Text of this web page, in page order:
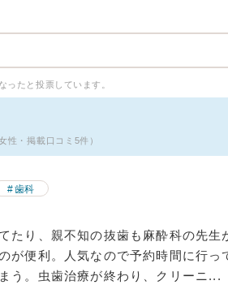
ったと投票しています。
性・掲載口コミ5件）
歯科
たり、親不知の抜歯も麻酔科の先生
が便利。人気なので予約時間に行っ
う。虫歯治療が終わり、クリーニ...